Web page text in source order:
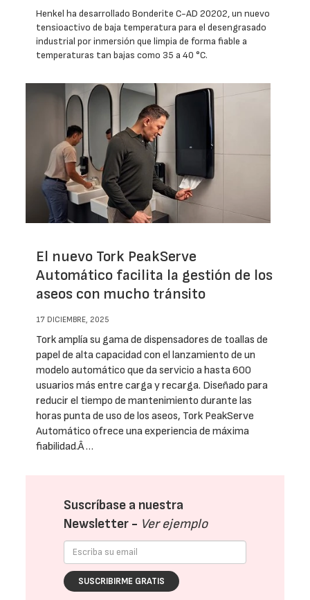
Henkel ha desarrollado Bonderite C-AD 20202, un nuevo
tensioactivo de baja temperatura para el desengrasado
industrial por inmersión que limpia de forma fiable a
temperaturas tan bajas como 35 a 40 °C.
El nuevo Tork PeakServe
Automático facilita la gestión de los
aseos con mucho tránsito
17 DICIEMBRE, 2025
Tork amplía su gama de dispensadores de toallas de
papel de alta capacidad con el lanzamiento de un
modelo automático que da servicio a hasta 600
usuarios más entre carga y recarga. Diseñado para
reducir el tiempo de mantenimiento durante las
horas punta de uso de los aseos, Tork PeakServe
Automático ofrece una experiencia de máxima
fiabilidad.Â …
Suscríbase a nuestra
Newsletter - Ver ejemplo
SUSCRIBIRME GRATIS